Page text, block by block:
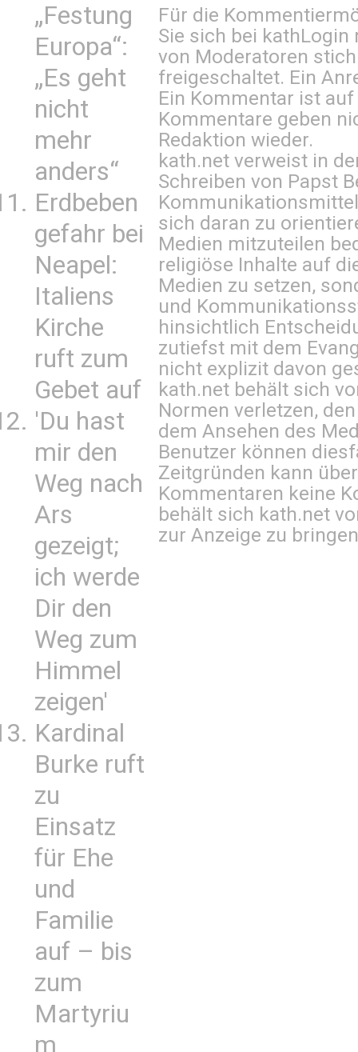
„Festung
Europa“:
„Es geht
nicht
mehr
anders“
Erdbeben
gefahr bei
Neapel:
Italiens
Kirche
ruft zum
Gebet auf
'Du hast
mir den
Weg nach
Ars
gezeigt;
ich werde
Dir den
Weg zum
Himmel
zeigen'
Kardinal
Burke ruft
zu
Einsatz
für Ehe
und
Familie
auf – bis
zum
Martyriu
m
Für die
Sie sich bei kathLogin
von Moderatoren
freigeschaltet. Ein
Ein Kommentar ist
Kommentare geben
Redaktion wieder.
kath.net verweist in
Schreiben von Papst
sich daran zu
Medien mitzuteilen
religiöse Inhalte auf
Medien zu setzen,
und
hinsichtlich
zutiefst mit dem
nicht explizit davon
kath.net behält sich
Normen verletzen,
dem Ansehen des
Benutzer können
Zeitgründen kann
Kommentaren keine
behält sich kath.net
zur Anzeige zu